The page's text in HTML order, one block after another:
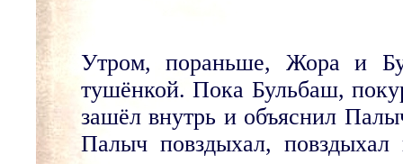
Утром, пораньше, Жора и
тушёнкой. Пока Бульбаш,
зашёл внутрь и объяснил
Палыч повздыхал,